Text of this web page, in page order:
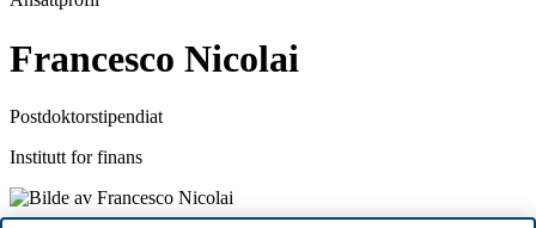
Francesco Nicolai
Postdoktorstipendiat
Institutt for finans